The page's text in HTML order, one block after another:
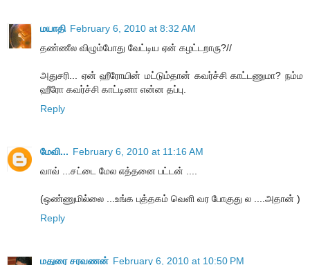
மயாதி February 6, 2010 at 8:32 AM
தண்ணீல விழும்போது வேட்டிய ஏன் கழட்டறாரு?//
அதுசரி... ஏன் ஹீரோயின் மட்டும்தான் கவர்ச்சி காட்டணுமா? நம்ம
ஹீரோ கவர்ச்சி காட்டினா என்ன தப்பு.
Reply
மேவி... February 6, 2010 at 11:16 AM
வாவ் ...சட்டை மேல எத்தனை பட்டன் ....
(ஒண்ணுமில்லை ...உங்க புத்தகம் வெளி வர போகுது ல ....அதான் )
Reply
மதுரை சரவணன் February 6, 2010 at 10:50 PM